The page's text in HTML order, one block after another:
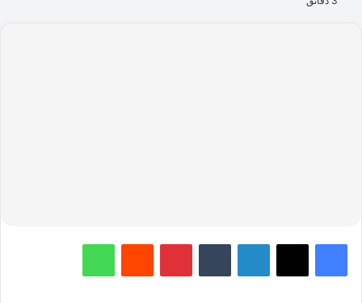
فيسبوك لينكدإن بينتيريست